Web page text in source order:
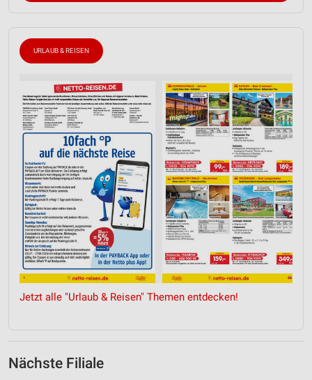
URLAUB & REISEN
Jetzt alle "Urlaub & Reisen" Themen entdecken!
Nächste Filiale